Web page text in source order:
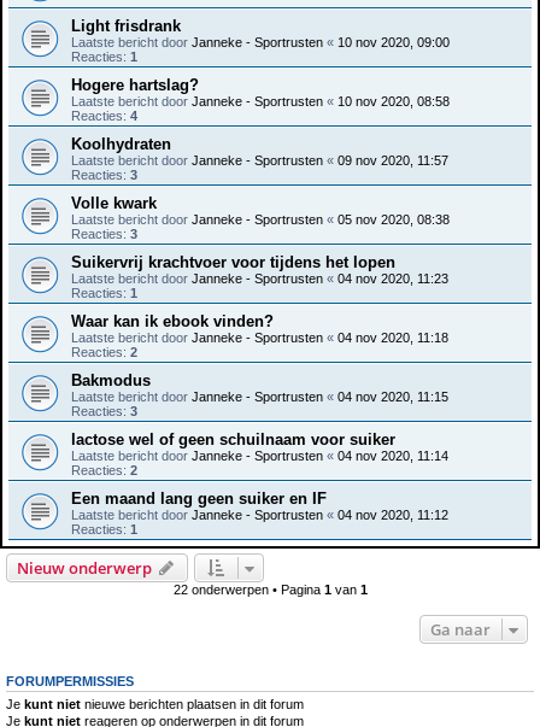
Light frisdrank
Laatste bericht door Janneke - Sportrusten « 10 nov 2020, 09:00
Reacties: 1
Hogere hartslag?
Laatste bericht door Janneke - Sportrusten « 10 nov 2020, 08:58
Reacties: 4
Koolhydraten
Laatste bericht door Janneke - Sportrusten « 09 nov 2020, 11:57
Reacties: 3
Volle kwark
Laatste bericht door Janneke - Sportrusten « 05 nov 2020, 08:38
Reacties: 3
Suikervrij krachtvoer voor tijdens het lopen
Laatste bericht door Janneke - Sportrusten « 04 nov 2020, 11:23
Reacties: 1
Waar kan ik ebook vinden?
Laatste bericht door Janneke - Sportrusten « 04 nov 2020, 11:18
Reacties: 2
Bakmodus
Laatste bericht door Janneke - Sportrusten « 04 nov 2020, 11:15
Reacties: 3
lactose wel of geen schuilnaam voor suiker
Laatste bericht door Janneke - Sportrusten « 04 nov 2020, 11:14
Reacties: 2
Een maand lang geen suiker en IF
Laatste bericht door Janneke - Sportrusten « 04 nov 2020, 11:12
Reacties: 1
Nieuw onderwerp
22 onderwerpen • Pagina 1van 1
Ga naar
FORUMPERMISSIES
Je kunt niet nieuwe berichten plaatsen in dit forum
Je kunt niet reageren op onderwerpen in dit forum